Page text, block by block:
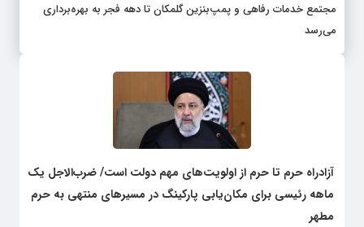
مجتمع خدمات رفاهی و پمپ‌بنزین گلمکان تا دهه فجر به بهره‌برداری
می‌رسد
آزادراه حرم تا حرم از اولویت‌های مهم دولت است/ ضرب‌الاجل یک
ماهه رئیسی برای مکان‌یابی پارکینگ در مسیرهای منتهی به حرم
مطهر